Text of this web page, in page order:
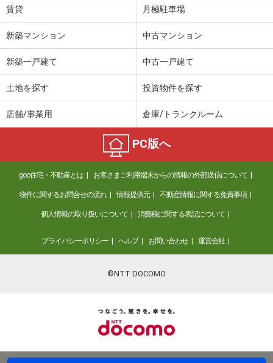
賃貸 月極駐車場
新築マンション 中古マンション
新築一戸建て 中古一戸建て
土地を探す 投資物件を探す
店舗/事業用 倉庫/トランクルーム
PC版へ
goo住宅・不動産とは お客さまご利用端末からの情報の外部送信について
物件に関するお問合せの流れ 情報提供元 不動産情報に関する免責事項
個人情報の取り扱いについて 消費税に関する表記について
プライバシーポリシー ヘルプ お問い合わせ 運営会社
©NTT DOCOMO